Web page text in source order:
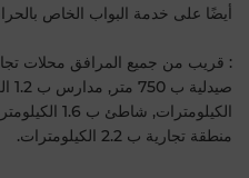
أيضًا على خدمة البواب الخاص
منطقة تجارية ب 2.2 الكيلومترات.